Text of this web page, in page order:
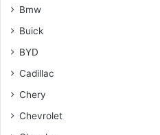
Bmw
Buick
BYD
Cadillac
Chery
Chevrolet